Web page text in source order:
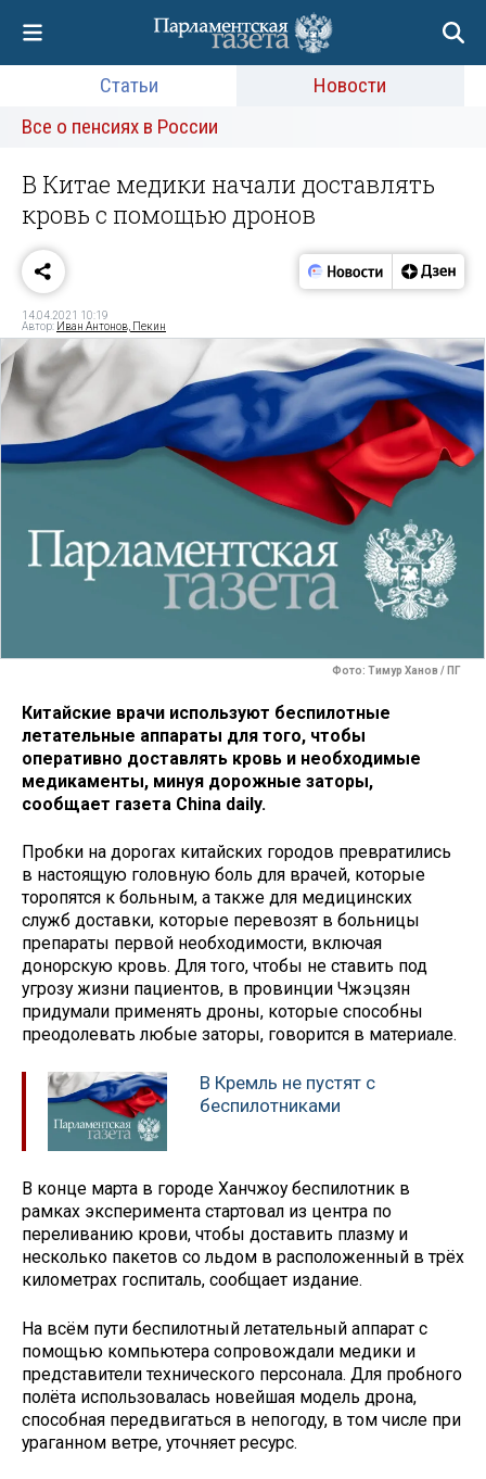
Статьи
Новости
Все о пенсиях в России
В Китае медики начали доставлять
кровь с помощью дронов
14.04.2021 10:19
Автор: Иван Антонов, Пекин
Фото: Тимур Ханов / ПГ
Китайские врачи используют беспилотные
летательные аппараты для того, чтобы
оперативно доставлять кровь и необходимые
медикаменты, минуя дорожные заторы,
сообщает газета China daily.
Пробки на дорогах китайских городов превратились
в настоящую головную боль для врачей, которые
торопятся к больным, а также для медицинских
служб доставки, которые перевозят в больницы
препараты первой необходимости, включая
донорскую кровь. Для того, чтобы не ставить под
угрозу жизни пациентов, в провинции Чжэцзян
придумали применять дроны, которые способны
преодолевать любые заторы, говорится в материале.
В Кремль не пустят с
беспилотниками
В конце марта в городе Ханчжоу беспилотник в
рамках эксперимента стартовал из центра по
переливанию крови, чтобы доставить плазму и
несколько пакетов со льдом в расположенный в трёх
километрах госпиталь, сообщает издание.
На всём пути беспилотный летательный аппарат с
помощью компьютера сопровождали медики и
представители технического персонала. Для пробного
полёта использовалась новейшая модель дрона,
способная передвигаться в непогоду, в том числе при
ураганном ветре, уточняет ресурс.